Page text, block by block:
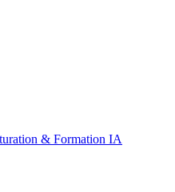
& Formation IA